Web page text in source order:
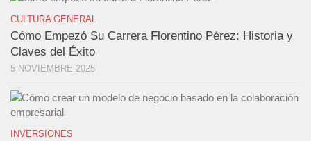
CULTURA GENERAL
Cómo Empezó Su Carrera Florentino Pérez: Historia y
Claves del Éxito
5 NOVIEMBRE 2025
INVERSIONES